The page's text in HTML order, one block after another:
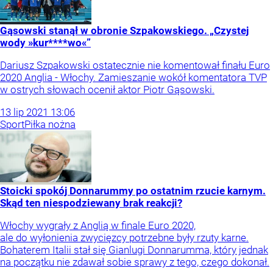
Gąsowski stanął w obronie Szpakowskiego. „Czystej
wody »kur****wo«”
Dariusz Szpakowski ostatecznie nie komentował finału Euro
2020 Anglia - Włochy. Zamieszanie wokół komentatora TVP
w ostrych słowach ocenił aktor Piotr Gąsowski.
13 lip 2021 13:06
SportPiłka nożna
Stoicki spokój Donnarummy po ostatnim rzucie karnym.
Skąd ten niespodziewany brak reakcji?
Włochy wygrały z Anglią w finale Euro 2020,
ale do wyłonienia zwycięzcy potrzebne były rzuty karne.
Bohaterem Italii stał się Gianlugi Donnarumma, który jednak
na początku nie zdawał sobie sprawy z tego, czego dokonał.